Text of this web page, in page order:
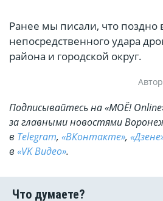
Ранее мы писали, что поздно
непосредственного удара
района и городской округ.
Подписывайтесь на «МОЁ!
за главными новостями
в Telegram, «ВКонтакте»,
в «VK Видео».